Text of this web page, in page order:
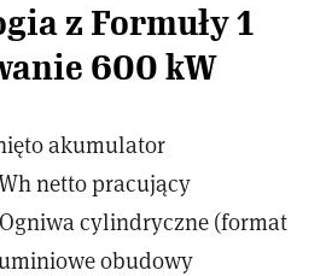
z Formuły 1
600 kW
akumulator
netto pracujący
cylindryczne (format
obudowy